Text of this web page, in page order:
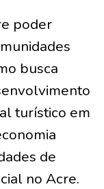
poder
busca
turístico em
de
no Acre.